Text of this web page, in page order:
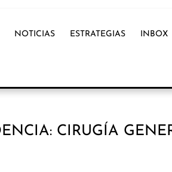
NOTICIAS ESTRATEGIAS INBOX
CIRUGÍA